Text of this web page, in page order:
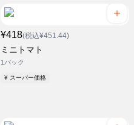
¥418(税込¥451.44)
ミニトマト
1パック
¥ スーパー価格